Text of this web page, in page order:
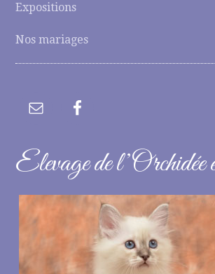
Expositions
Nos mariages
Elevage de l’Orchidée